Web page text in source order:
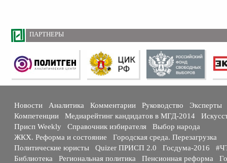
ПАРТНЕРЫ
Новости Аналитика Комментарии Руководство
Эксперты
Компетенции
Медиарейтинг кандидатов в МГД-2014
Присп Weekly
Справочник избирателя
Выбор народа
ЖКХ. Реформа и состояние
Городская среда. Перезагрузка
Политические юристы
Quizer ПРИСП 2.0 Госдума-2016
Библиотека
Региональная политика Пенсионная реформа